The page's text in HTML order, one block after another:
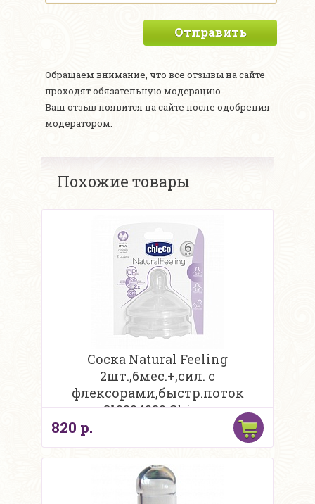
Отправить
Обращаем внимание, что все отзывы на сайте
проходят обязательную модерацию.
Ваш отзыв появится на сайте после одобрения
модератором.
Похожие товары
Соска Natural Feeling
2шт.,6мес.+,сил. с
флексорами,быстр.поток
310204080 Chicco
820 р.